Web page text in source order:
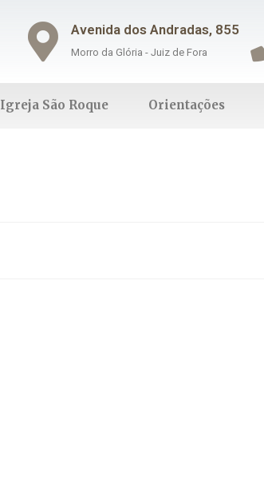
Avenida dos Andradas, 855
Morro da Glória - Juiz de Fora
Igreja São Roque Orientações